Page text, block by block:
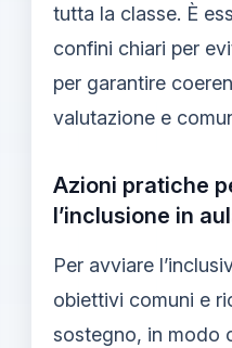
tutta la classe. È
confini chiari per
per garantire
valutazione e
Azioni pratiche
l’inclusione in
Per avviare
obiettivi comuni e
sostegno, in modo